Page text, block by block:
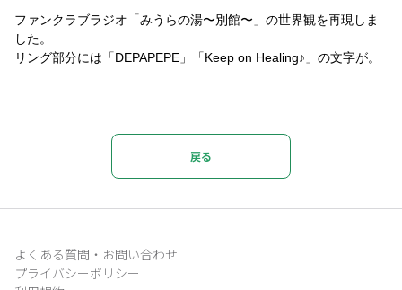
ファンクラブラジオ「みうらの湯〜別館〜」の世界観を再現しま
した。
リング部分には「DEPAPEPE」「Keep on Healing♪」の文字が。
戻る
よくある質問・お問い合わせ
プライバシーポリシー